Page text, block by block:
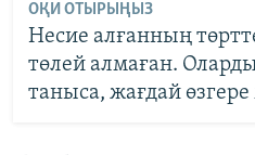
ОҚИ ОТЫРЫҢЫЗ
Несие алғанның
төлей алмаған.
таныса, жағдай өзгере